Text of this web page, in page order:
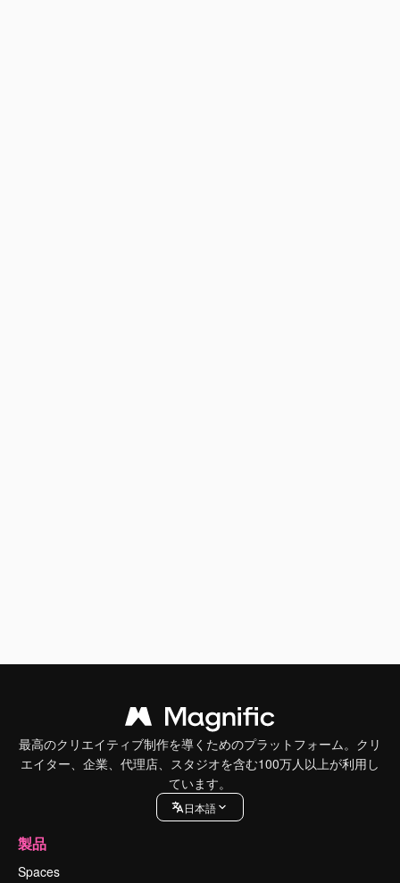
最高のクリエイティブ制作を導くためのプラットフォーム。クリ
エイター、企業、代理店、スタジオを含む100万人以上が利用し
ています。
日本語
製品
Spaces